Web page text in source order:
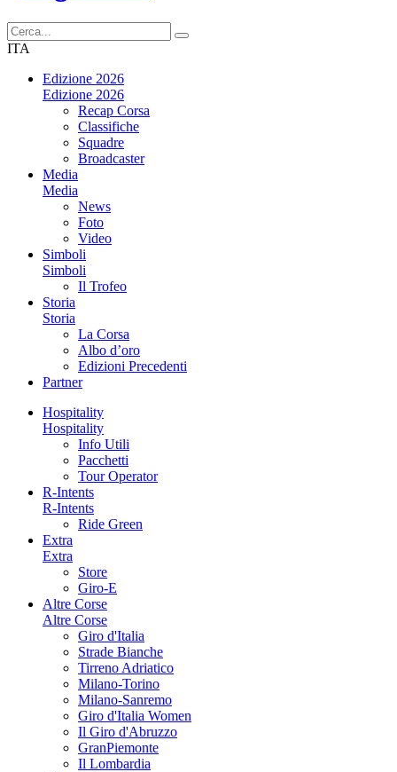
ITA
Edizione 2026
Edizione 2026
Recap Corsa
Classifiche
Squadre
Broadcaster
Media
Media
News
Foto
Video
Simboli
Simboli
Il Trofeo
Storia
Storia
La Corsa
Albo d’oro
Edizioni Precedenti
Partner
Hospitality
Hospitality
Info Utili
Pacchetti
Tour Operator
R-Intents
R-Intents
Ride Green
Extra
Extra
Store
Giro-E
Altre Corse
Altre Corse
Giro d'Italia
Strade Bianche
Tirreno Adriatico
Milano-Torino
Milano-Sanremo
Giro d'Italia Women
Il Giro d'Abruzzo
GranPiemonte
Il Lombardia